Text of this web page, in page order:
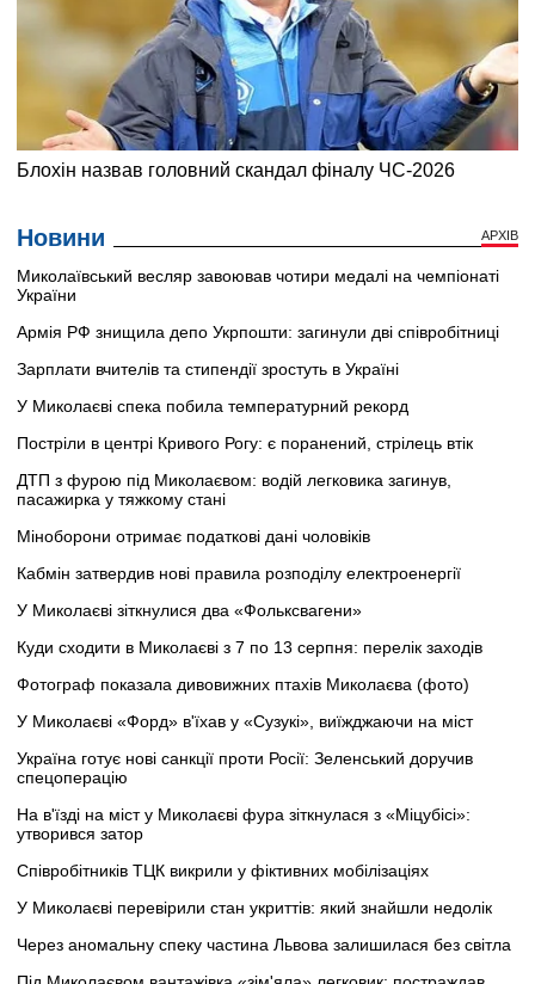
Новини АРХІВ
Миколаївський весляр завоював чотири медалі на чемпіонаті
України
Армія РФ знищила депо Укрпошти: загинули дві співробітниці
Зарплати вчителів та стипендії зростуть в Україні
У Миколаєві спека побила температурний рекорд
Постріли в центрі Кривого Рогу: є поранений, стрілець втік
ДТП з фурою під Миколаєвом: водій легковика загинув,
пасажирка у тяжкому стані
Міноборони отримає податкові дані чоловіків
Кабмін затвердив нові правила розподілу електроенергії
У Миколаєві зіткнулися два «Фольксвагени»
Куди сходити в Миколаєві з 7 по 13 серпня: перелік заходів
Фотограф показала дивовижних птахів Миколаєва (фото)
У Миколаєві «Форд» в'їхав у «Сузукі», виїжджаючи на міст
Україна готує нові санкції проти Росії: Зеленський доручив
спецоперацію
На в'їзді на міст у Миколаєві фура зіткнулася з «Міцубісі»:
утворився затор
Співробітників ТЦК викрили у фіктивних мобілізаціях
У Миколаєві перевірили стан укриттів: який знайшли недолік
Через аномальну спеку частина Львова залишилася без світла